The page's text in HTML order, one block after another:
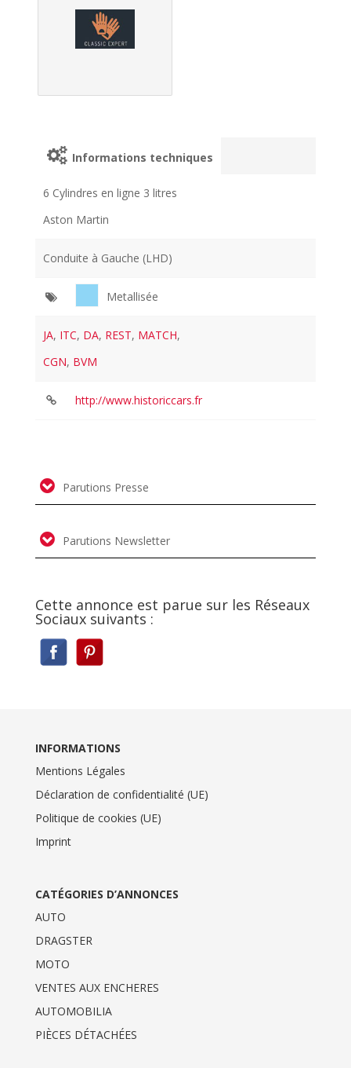
Informations techniques
6 Cylindres en ligne 3 litres
Aston Martin
Conduite à Gauche (LHD)
Metallisée
JA, ITC, DA, REST, MATCH,
CGN, BVM
http://www.historiccars.fr
Parutions Presse
Parutions Newsletter
Cette annonce est parue sur les Réseaux
Sociaux suivants :
INFORMATIONS
Mentions Légales
Déclaration de confidentialité (UE)
Politique de cookies (UE)
Imprint
CATÉGORIES D’ANNONCES
AUTO
DRAGSTER
MOTO
VENTES AUX ENCHERES
AUTOMOBILIA
PIÈCES DÉTACHÉES